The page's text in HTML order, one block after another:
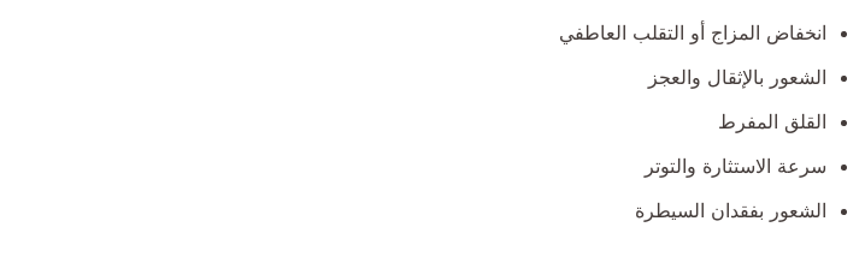
انخفاض المزاج أو التقلب العاطفي
الشعور بالإثقال والعجز
القلق المفرط
سرعة الاستثارة والتوتر
الشعور بفقدان السيطرة